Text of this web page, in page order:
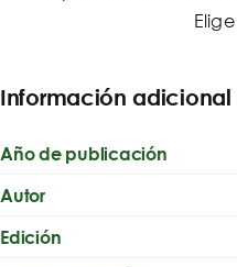
Información adicional
Año de publicación
Autor
Edición